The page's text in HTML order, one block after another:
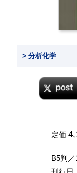
> 分析化学
定価
B5判